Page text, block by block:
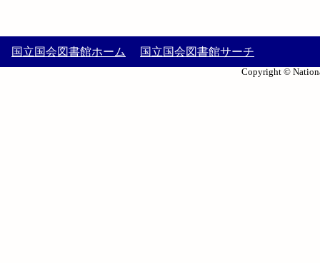
国立国会図書館ホーム 国立国会図書館サーチ
Copyright ©